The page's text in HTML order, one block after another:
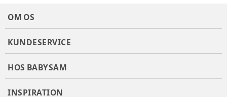
OM OS
KUNDESERVICE
HOS BABYSAM
INSPIRATION